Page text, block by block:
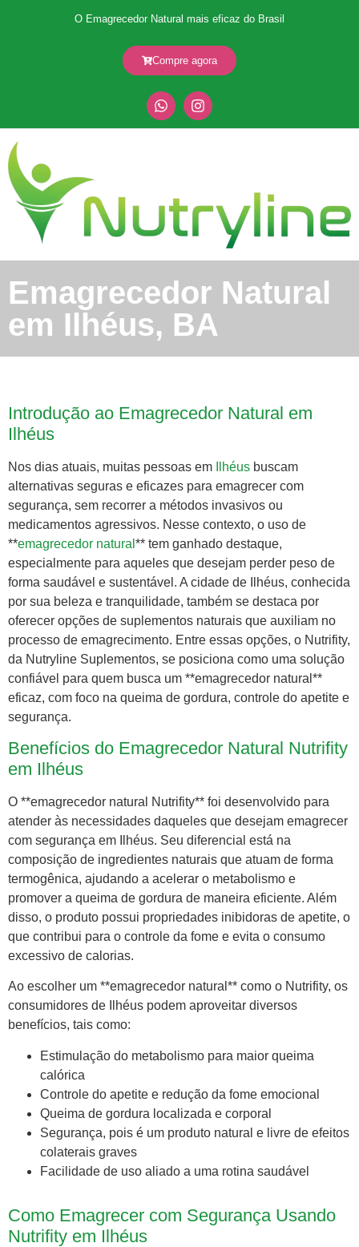
O Emagrecedor Natural mais eficaz do Brasil
Compre agora
Emagrecedor Natural
em Ilhéus, BA
Introdução ao Emagrecedor Natural em
Ilhéus
Nos dias atuais, muitas pessoas em Ilhéus buscam
alternativas seguras e eficazes para emagrecer com
segurança, sem recorrer a métodos invasivos ou
medicamentos agressivos. Nesse contexto, o uso de
**emagrecedor natural ** tem ganhado destaque,
especialmente para aqueles que desejam perder peso de
forma saudável e sustentável. A cidade de Ilhéus, conhecida
por sua beleza e tranquilidade, também se destaca por
oferecer opções de suplementos naturais que auxiliam no
processo de emagrecimento. Entre essas opções, o Nutrifity,
da Nutryline Suplementos, se posiciona como uma solução
confiável para quem busca um **emagrecedor natural**
eficaz, com foco na queima de gordura, controle do apetite e
segurança.
Benefícios do Emagrecedor Natural Nutrifity
em Ilhéus
O **emagrecedor natural Nutrifity** foi desenvolvido para
atender às necessidades daqueles que desejam emagrecer
com segurança em Ilhéus. Seu diferencial está na
composição de ingredientes naturais que atuam de forma
termogênica, ajudando a acelerar o metabolismo e
promover a queima de gordura de maneira eficiente. Além
disso, o produto possui propriedades inibidoras de apetite, o
que contribui para o controle da fome e evita o consumo
excessivo de calorias.
Ao escolher um **emagrecedor natural** como o Nutrifity, os
consumidores de Ilhéus podem aproveitar diversos
benefícios, tais como:
Estimulação do metabolismo para maior queima
calórica
Controle do apetite e redução da fome emocional
Queima de gordura localizada e corporal
Segurança, pois é um produto natural e livre de efeitos
colaterais graves
Facilidade de uso aliado a uma rotina saudável
Como Emagrecer com Segurança Usando
Nutrifity em Ilhéus